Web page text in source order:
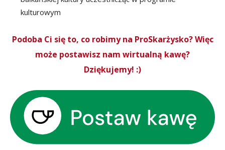
kulturowym
Podoba Ci się to, co robimy na ProSkarżysko? Więc
może postawisz nam wirtualną kawę?
Dziękujemy! :)